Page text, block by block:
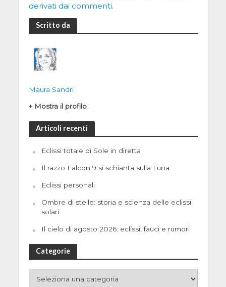
derivati dai commenti.
Scritto da
Maura Sandri
+ Mostra il profilo
Articoli recenti
Eclissi totale di Sole in diretta
Il razzo Falcon 9 si schianta sulla Luna
Eclissi personali
Ombre di stelle: storia e scienza delle eclissi
solari
Il cielo di agosto 2026: eclissi, fauci e rumori
Categorie